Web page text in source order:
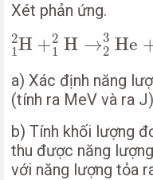
Xét phản ứng.
2
1H +2
1 H →3
2 He
12H +12H → 23 He
a) Xác định năng
(tính ra MeV và ra J)
b) Tính khối lượng
thu được năng
với năng lượng tỏa